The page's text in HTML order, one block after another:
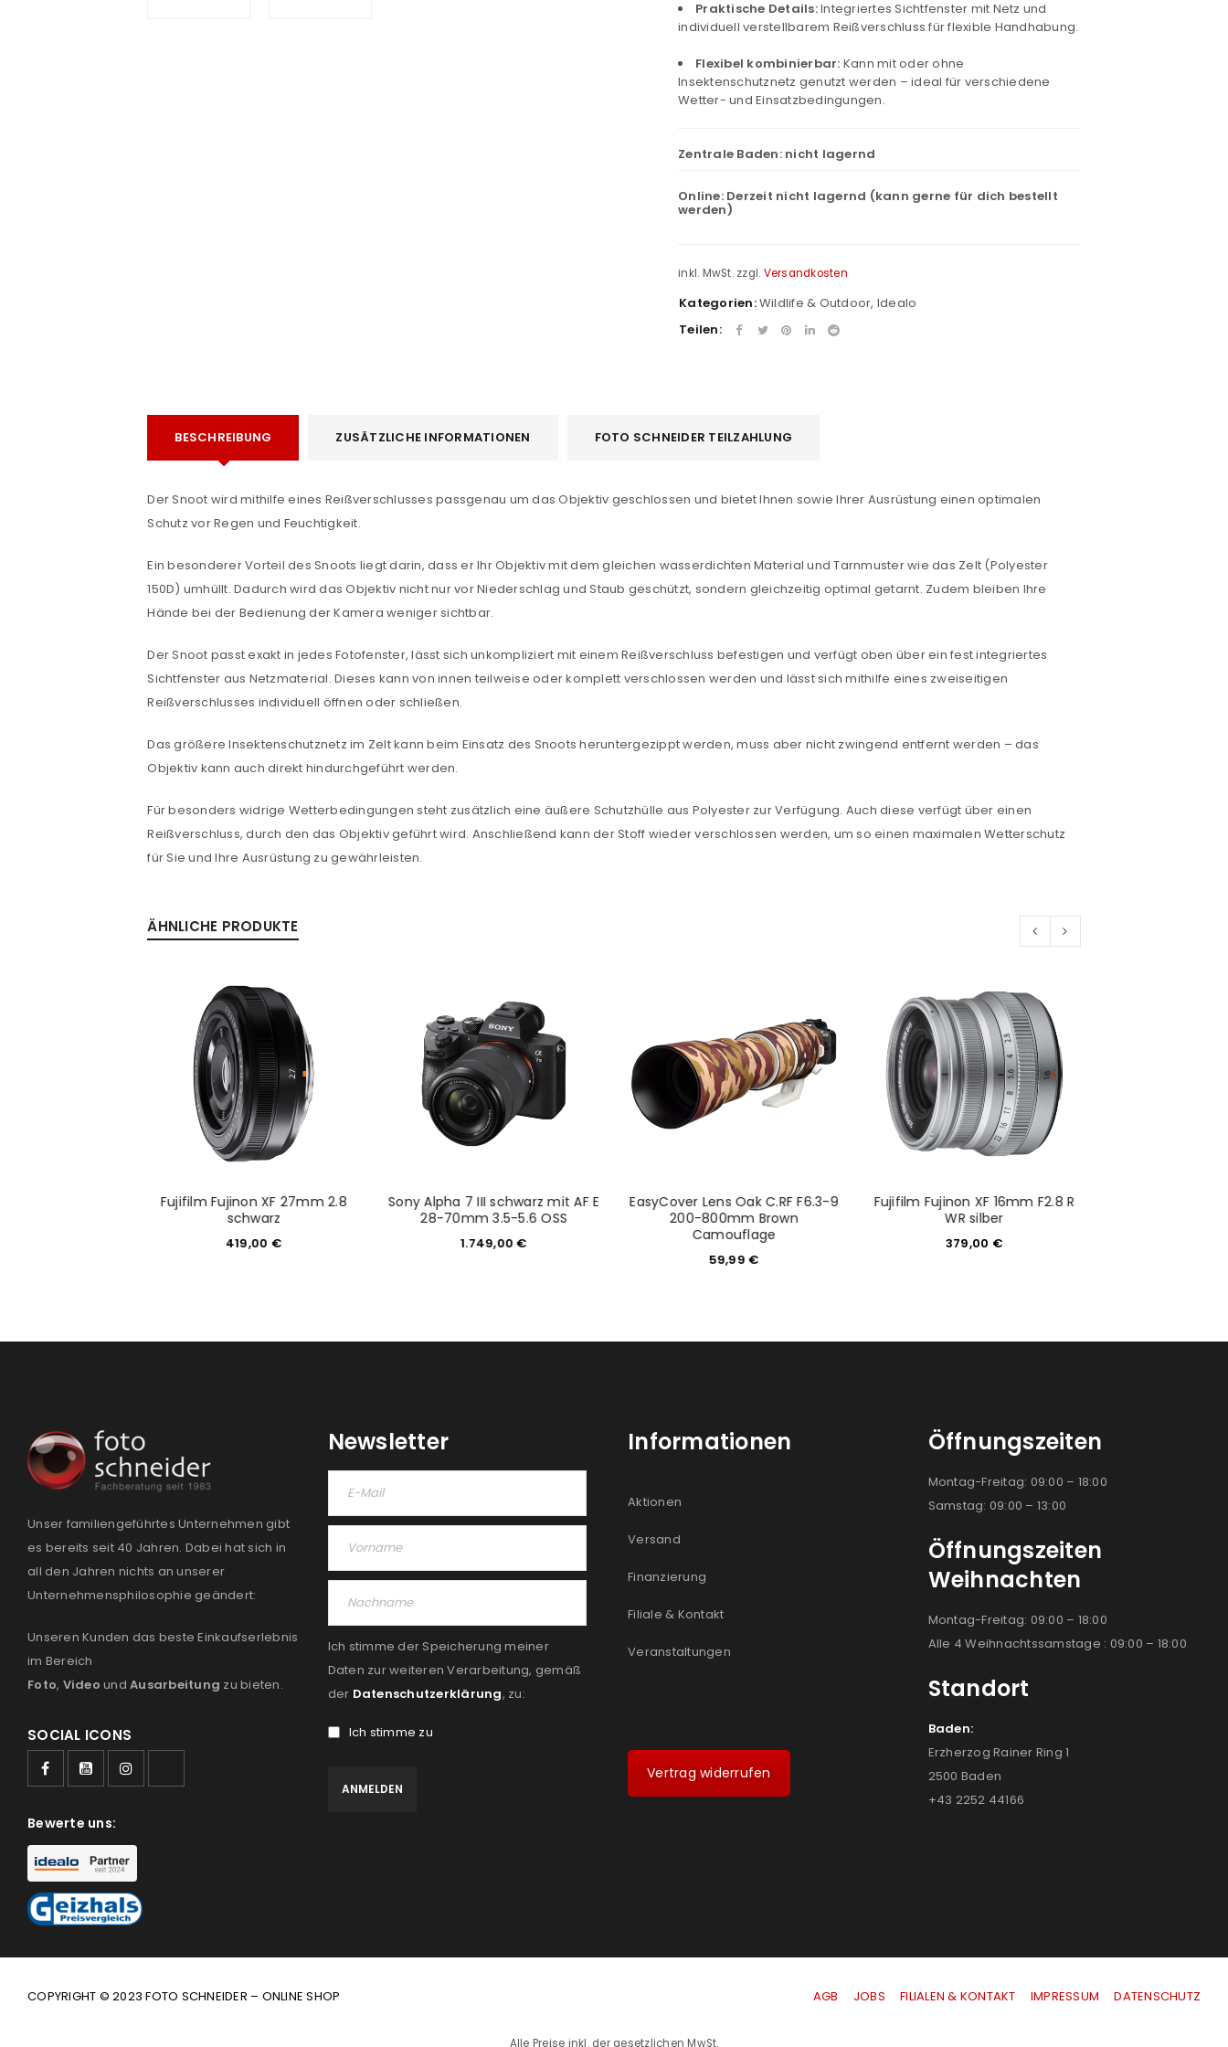
ANMELDEN
Passwort*
Angemeldet bleiben
ANMELDEN
REGISTRIEREN
NEWSLETTER ABONNIEREN
Ja, ich möchte ein Kundenkonto eröffnen und akzeptiere die
Datenschutzerklärung. *
Praktische Details:Integriertes Sichtfenster mit Netz und
individuell verstellbarem Reißverschluss für flexible Handhabung.
Flexibel kombinierbar: Kann mit oder ohne
Insektenschutznetz genutzt werden – ideal für verschiedene
Wetter- und Einsatzbedingungen.
Zentrale Baden: nicht lagernd
Online: Derzeit nicht lagernd (kann gerne für dich bestellt
werden)
inkl. MwSt. zzgl. Versandkosten
Kategorien:Wildlife & Outdoor, Idealo
Teilen:
BESCHREIBUNG ZUSÄTZLICHE INFORMATIONEN FOTO SCHNEIDER TEILZAHLUNG
Der Snoot wird mithilfe eines Reißverschlusses passgenau um das Objektiv geschlossen und bietet Ihnen sowie Ihrer Ausrüstung einen optimalen
Schutz vor Regen und Feuchtigkeit.
Ein besonderer Vorteil des Snoots liegt darin, dass er Ihr Objektiv mit dem gleichen wasserdichten Material und Tarnmuster wie das Zelt (Polyester
150D) umhüllt. Dadurch wird das Objektiv nicht nur vor Niederschlag und Staub geschützt, sondern gleichzeitig optimal getarnt. Zudem bleiben Ihre
Hände bei der Bedienung der Kamera weniger sichtbar.
Der Snoot passt exakt in jedes Fotofenster, lässt sich unkompliziert mit einem Reißverschluss befestigen und verfügt oben über ein fest integriertes
Sichtfenster aus Netzmaterial. Dieses kann von innen teilweise oder komplett verschlossen werden und lässt sich mithilfe eines zweiseitigen
Reißverschlusses individuell öffnen oder schließen.
Das größere Insektenschutznetz im Zelt kann beim Einsatz des Snoots heruntergezippt werden, muss aber nicht zwingend entfernt werden – das
Objektiv kann auch direkt hindurchgeführt werden.
Für besonders widrige Wetterbedingungen steht zusätzlich eine äußere Schutzhülle aus Polyester zur Verfügung. Auch diese verfügt über einen
Reißverschluss, durch den das Objektiv geführt wird. Anschließend kann der Stoff wieder verschlossen werden, um so einen maximalen Wetterschutz
für Sie und Ihre Ausrüstung zu gewährleisten.
ÄHNLICHE PRODUKTE
Fujifilm Fujinon XF 27mm 2.8
schwarz
419,00 €
Sony Alpha 7 III schwarz mit AF E
28-70mm 3.5-5.6 OSS
1.749,00€
EasyCover Lens Oak C.RF F6.3-9
200-800mm Brown
Camouflage
59,99€
Fujifilm Fujinon XF 16mm F2.8 R
WR silber
379,00 €
Unser familiengeführtes Unternehmen gibt
es bereits seit 40 Jahren. Dabei hat sich in
all den Jahren nichts an unserer
Unternehmensphilosophie geändert:
Unseren Kunden das beste Einkaufserlebnis
im Bereich
Foto, Video und Ausarbeitung zu bieten.
SOCIAL ICONS
Bewerte uns:
Newsletter
Ich stimme der Speicherung meiner
Daten zur weiteren Verarbeitung, gemäß
der Datenschutzerklärung, zu:
Ich stimme zu
Informationen
Aktionen
Versand
Finanzierung
Filiale & Kontakt
Veranstaltungen
Vertrag widerrufen
Öffnungszeiten
Montag-Freitag: 09:00 – 18:00
Samstag: 09:00 – 13:00
Öffnungszeiten
Weihnachten
Montag-Freitag: 09:00 – 18:00
Alle 4 Weihnachtssamstage : 09:00 – 18:00
Standort
Baden:
Erzherzog Rainer Ring 1
2500 Baden
+43 2252 44166
COPYRIGHT © 2023 FOTO SCHNEIDER – ONLINE SHOP AGB JOBS FILIALEN & KONTAKT IMPRESSUM |DATENSCHUTZ
Alle Preise inkl. der gesetzlichen MwSt.